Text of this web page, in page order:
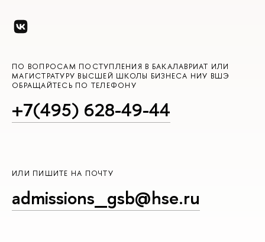
ПО ВОПРОСАМ ПОСТУПЛЕНИЯ В БАКАЛАВРИАТ ИЛИ
МАГИСТРАТУРУ ВЫСШЕЙ ШКОЛЫ БИЗНЕСА НИУ ВШЭ
ОБРАЩАЙТЕСЬ ПО ТЕЛЕФОНУ
+7(495) 628-49-44
ИЛИ ПИШИТЕ НА ПОЧТУ
admissions_gsb@hse.ru